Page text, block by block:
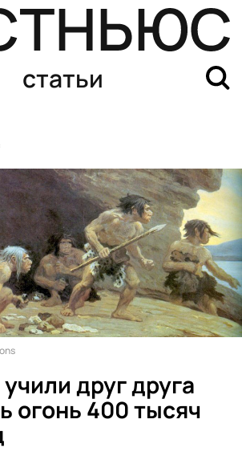
статьи
друг друга
огонь 400 тысяч
пластиковый мусор в